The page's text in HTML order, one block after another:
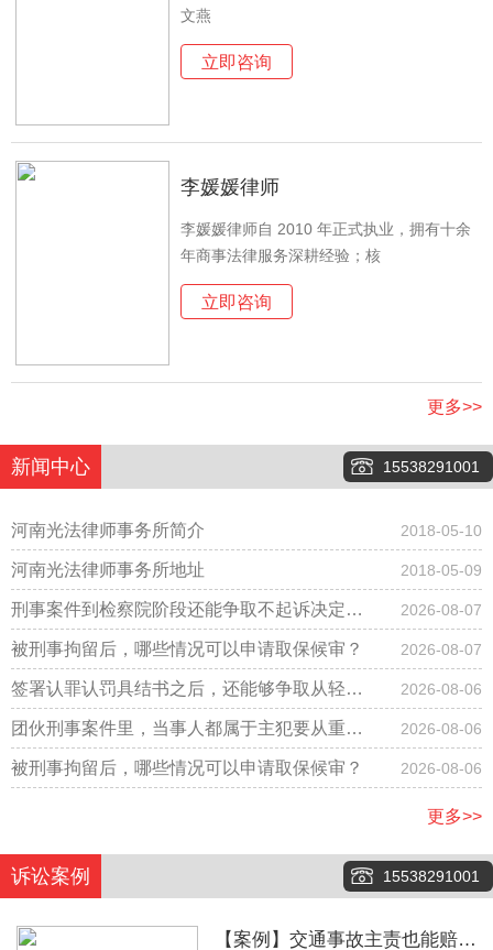
文燕
立即咨询
李媛媛律师
李媛媛律师自 2010 年正式执业，拥有十余
年商事法律服务深耕经验；核
立即咨询
更多>>
新闻中心 15538291001
河南光法律师事务所简介 2018-05-10
河南光法律师事务所地址 2018-05-09
刑事案件到检察院阶段还能争取不起诉决定
吗？
2026-08-07
被刑事拘留后，哪些情况可以申请取保候审？ 2026-08-07
签署认罪认罚具结书之后，还能够争取从轻改
判吗？
2026-08-06
团伙刑事案件里，当事人都属于主犯要从重判
刑吗？
2026-08-06
被刑事拘留后，哪些情况可以申请取保候审？ 2026-08-06
更多>>
诉讼案例 15538291001
【案例】交通事故主责也能赔！